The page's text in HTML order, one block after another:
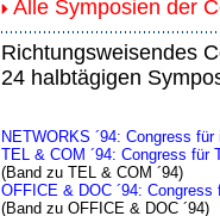
Alle Symposien der
Richtungsweisendes
24 halbtägigen
NETWORKS ´94: Congress
TEL & COM ´94: Congress
(Band zu TEL & COM ´94)
OFFICE & DOC ´94:
(Band zu OFFICE & DOC ´94)